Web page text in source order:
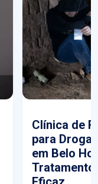
Clínica de
para
em Belo
Tratamento